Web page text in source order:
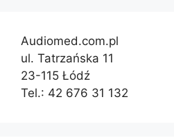
Audiomed.com.pl
ul. Tatrzańska 11
23-115 Łódź
Tel.: 42 676 31 132